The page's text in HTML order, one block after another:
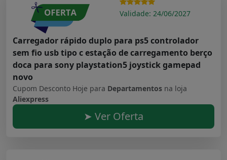
Validade: 24/06/2027
Carregador rápido duplo para ps5 controlador
sem fio usb tipo c estação de carregamento berço
doca para sony playstation5 joystick gamepad
novo
Cupom Desconto Hoje para Departamentos na loja
Aliexpress
➤ Ver Oferta